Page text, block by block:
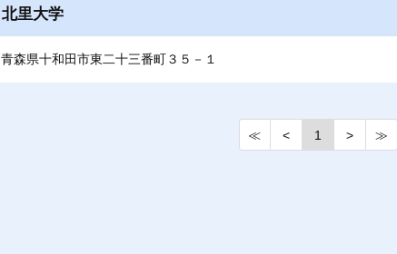
北里大学
青森県十和田市東二十三番町３５－１
≪ < 1 > ≫